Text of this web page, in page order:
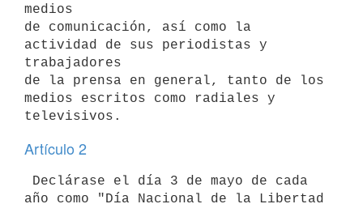
medios
de comunicación, así como la
actividad de sus periodistas y
trabajadores
de la prensa en general, tanto de los
medios escritos como radiales y
Artículo 2
año como "Día Nacional de la Libertad